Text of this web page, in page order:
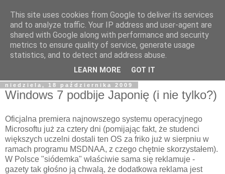
Tapioka Pana Goka
Blog należący do Goku122 - studenta Informatyki, fascynata
kultury japońskiej, fantastyki i wielu innych rzeczy.
niedziela, 18 października 2009
Windows 7 podbije Japonię (i nie tylko?)
Oficjalna premiera najnowszego systemu operacyjnego
Microsoftu już za cztery dni (pomijając fakt, że studenci
większych uczelni dostali ten OS za friko już w sierpniu w
ramach programu MSDNAA, z czego chętnie skorzystałem).
W Polsce "siódemka" właściwie sama się reklamuje -
gazety tak głośno ją chwalą, że dodatkowa reklama jest
This site uses cookies from Google to deliver its services
and to analyze traffic. Your IP address and user-agent are
shared with Google along with performance and security
metrics to ensure quality of service, generate usage
statistics, and to detect and address abuse.
LEARN MORE GOT IT